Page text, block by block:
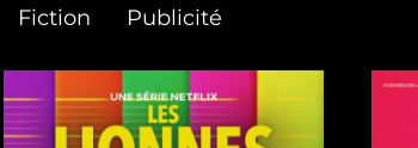
Fiction Publicité